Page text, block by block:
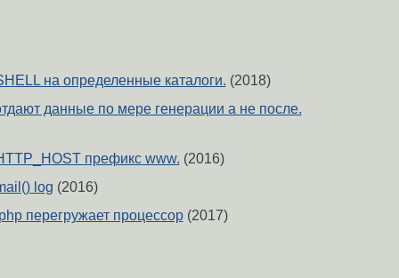
на определенные каталоги. (2018)
данные по мере генерации а не после.
префикс www. (2016)
log (2016)
перегружает процессор(2017)